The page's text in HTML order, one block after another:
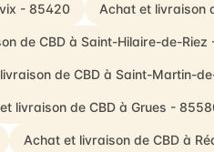
- 85420 Achat et livraison
de CBD à Saint-Hilaire-de-Riez
de CBD à Saint-Martin-
livraison de CBD à Grues -
Achat et livraison de CBD à